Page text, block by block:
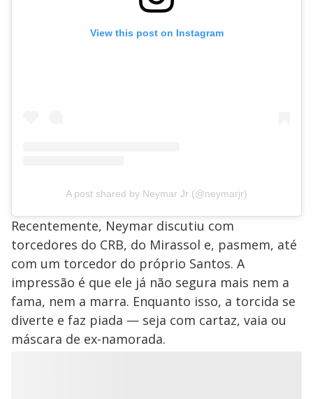
View this post on Instagram
A post shared by Neymar Jr (@neymarjr)
Recentemente, Neymar discutiu com
torcedores do CRB, do Mirassol e, pasmem, até
com um torcedor do próprio Santos. A
impressão é que ele já não segura mais nem a
fama, nem a marra. Enquanto isso, a torcida se
diverte e faz piada — seja com cartaz, vaia ou
máscara de ex-namorada.